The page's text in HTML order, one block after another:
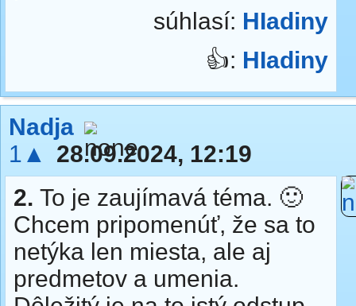
súhlasí: HIadiny
👍: HIadiny
Nadja
1▲
28.09.2024, 12:19
2. To je zaujímavá téma. 🙂
Chcem pripomenúť, že sa to
netýka len miesta, ale aj
predmetov a umenia.